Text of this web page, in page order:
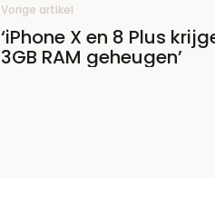
Vorige artikel
‘iPhone X en 8 Plus
3GB RAM geheugen’